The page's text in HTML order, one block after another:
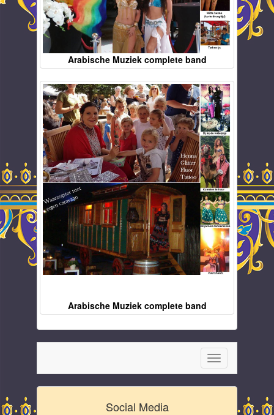
Arabische Muziek complete band
Arabische Muziek complete band
Toggle
navigation
Social Media